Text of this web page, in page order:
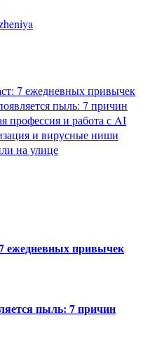
7 ежедневных привычек
пыль: 7 причин
профессия и работа с AI
и вирусные ниши
на улице
ежедневных привычек
пыль: 7 причин